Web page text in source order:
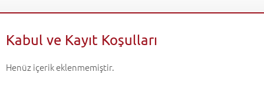
Kabul ve Kayıt Koşulları
Henüz içerik eklenmemiştir.